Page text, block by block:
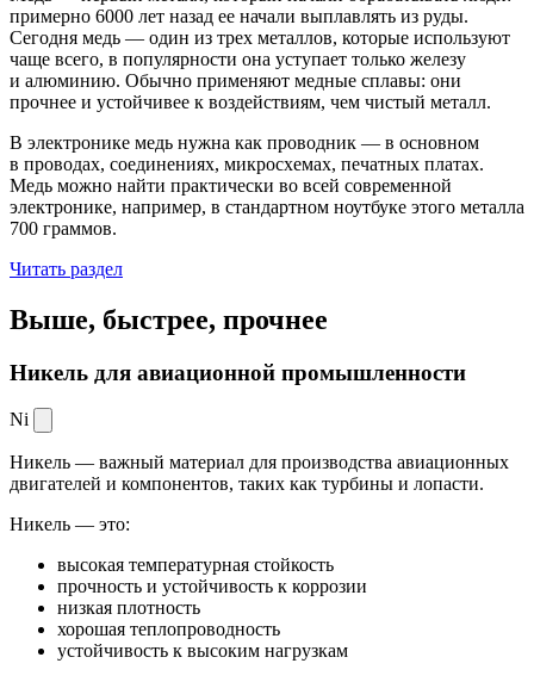
примерно 6000 лет назад ее начали выплавлять из руды.
Сегодня медь — один из трех металлов, которые используют
чаще всего, в популярности она уступает только железу
и алюминию. Обычно применяют медные сплавы: они
прочнее и устойчивее к воздействиям, чем чистый металл.
В электронике медь нужна как проводник — в основном
в проводах, соединениях, микросхемах, печатных платах.
Медь можно найти практически во всей современной
электронике, например, в стандартном ноутбуке этого металла
700 граммов.
Читать раздел
Выше, быстрее, прочнее
Никель для авиационной промышленности
Ni
Никель — важный материал для производства авиационных
двигателей и компонентов, таких как турбины и лопасти.
Никель — это:
высокая температурная стойкость
прочность и устойчивость к коррозии
низкая плотность
хорошая теплопроводность
устойчивость к высоким нагрузкам